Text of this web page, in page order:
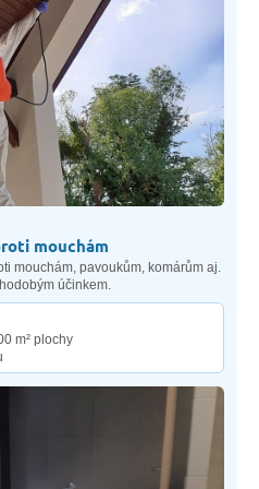
mouchám
mouchám, pavoukům, komárům aj.
účinkem.
m² plochy